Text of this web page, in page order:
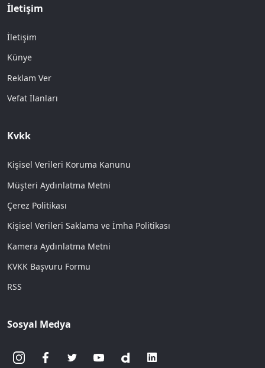
İletişim
İletişim
Künye
Reklam Ver
Vefat İlanları
Kvkk
Kişisel Verileri Koruma Kanunu
Müşteri Aydınlatma Metni
Çerez Politikası
Kişisel Verileri Saklama ve İmha Politikası
Kamera Aydınlatma Metni
KVKK Başvuru Formu
RSS
Sosyal Medya